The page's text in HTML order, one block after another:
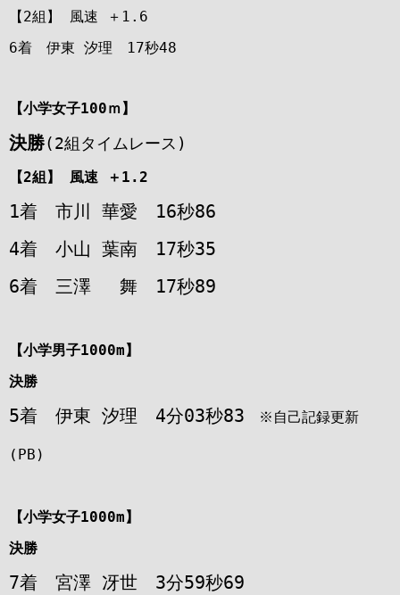
【2組】 風速 ＋1.6
6着 伊東 汐理 17秒48
【小学女子100ｍ】
決勝(2組タイムレース)
【2組】 風速 ＋1.2
1着 市川 華愛 16秒86
4着 小山 葉南 17秒35
6着 三澤 舞 17秒89
【小学男子1000m】
決勝
5着 伊東 汐理 4分03秒83 ※自己記録更新
(PB)
【小学女子1000m】
決勝
7着 宮澤 冴世 3分59秒69